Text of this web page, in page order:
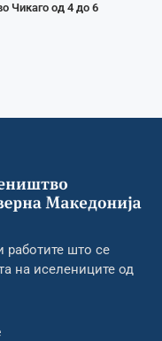
Чикаго од 4 до 6
работите што се
на иселениците од